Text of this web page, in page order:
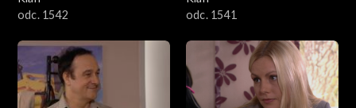
odc. 1542
odc. 1541